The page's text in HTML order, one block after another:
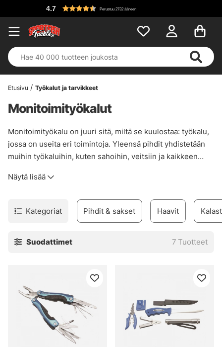
4.7 Perustuu 2732 ääneen
Etusivu Työkalut ja tarvikkeet
Monitoimityökalut
Monitoimityökalu on juuri sitä, miltä se kuulostaa: työkalu,
jossa on useita eri toimintoja. Yleensä pihdit yhdistetään
muihin työkaluihin, kuten sahoihin, veitsiin ja kaikkeen
pakettiin, joka sinun pitäisi aina pitää laukussasi!
Näytä lisää
Kategoriat Pihdit & sakset Haavit
Suodattimet 7 Tuotteet